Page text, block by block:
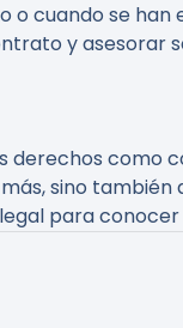
o cuando se
y asesorar
como
sino
para